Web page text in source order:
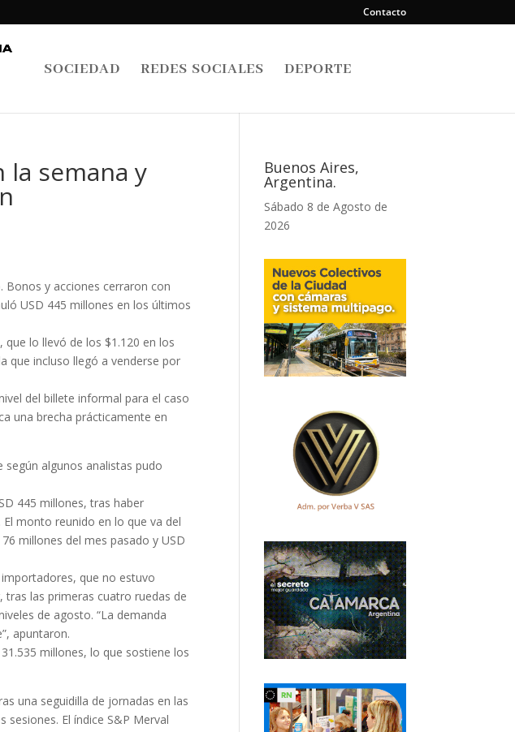
Contacto
SOCIEDAD REDES SOCIALES DEPORTE
la semana y
Bonos y acciones cerraron con
USD 445 millones en los últimos
lo llevó de los $1.120 en los
que incluso llegó a venderse por
del billete informal para el caso
una brecha prácticamente en
algunos analistas pudo
445 millones, tras haber
monto reunido en lo que va del
millones del mes pasado y USD
que no estuvo
las primeras cuatro ruedas de
de agosto. “La demanda
apuntaron.
millones, lo que sostiene los
una seguidilla de jornadas en las
El índice S&P Merval
Buenos Aires,
Argentina.
Sábado 8 de Agosto de
2026